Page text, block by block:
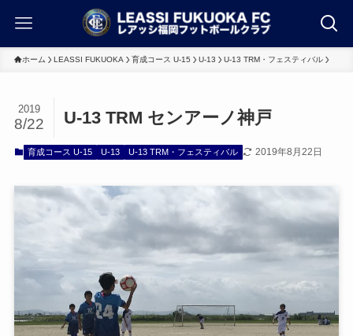
ホーム LEASSI FUKUOKA 育成コース U-15 U-13 U-13 TRM・フェスティバル
U-13 TRM センアーノ神戸
2019
8/22
育成コース U-15 U-13 U-13 TRM・フェスティバル 2019年8月22日